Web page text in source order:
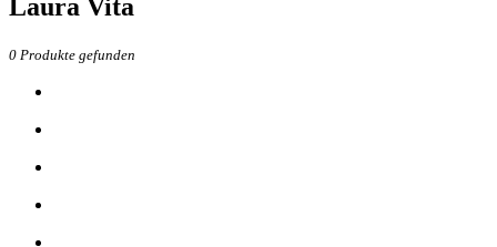
Laura Vita
0 Produkte gefunden